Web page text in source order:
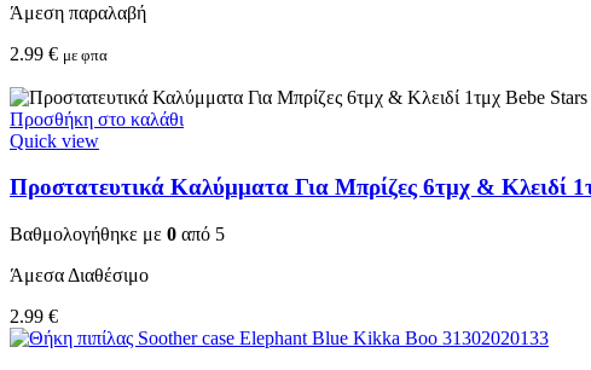
Άμεση παραλαβή
2.99 € με φπα
Προσθήκη στο καλάθι
Quick view
Προστατευτικά Καλύμματα Για Μπρίζες 6τμχ & Κλειδί
Βαθμολογήθηκε με 0 από 5
Άμεσα Διαθέσιμο
2.99 €